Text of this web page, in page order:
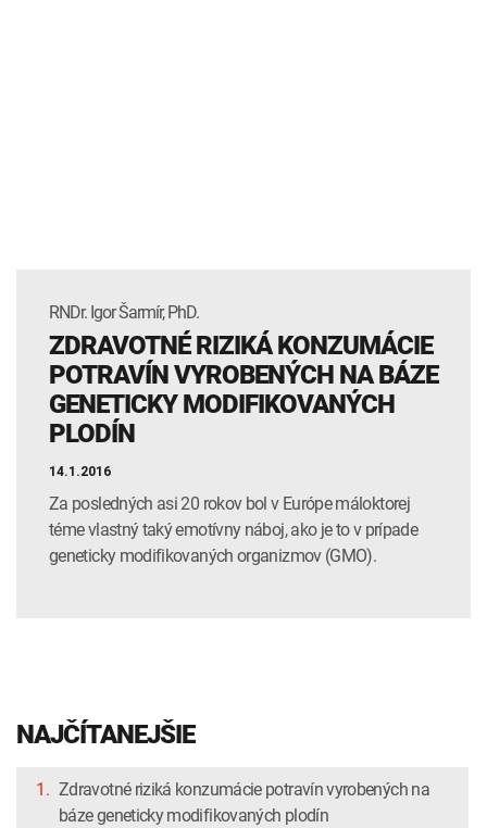
RNDr. Igor Šarmír, PhD.
ZDRAVOTNÉ RIZIKÁ KONZUMÁCIE
POTRAVÍN VYROBENÝCH NA BÁZE
GENETICKY MODIFIKOVANÝCH
PLODÍN
14.1.2016
Za posledných asi 20 rokov bol v Európe máloktorej
téme vlastný taký emotívny náboj, ako je to v prípade
geneticky modifikovaných organizmov (GMO).
NAJČÍTANEJŠIE
1. Zdravotné riziká konzumácie potravín vyrobených na
báze geneticky modifikovaných plodín